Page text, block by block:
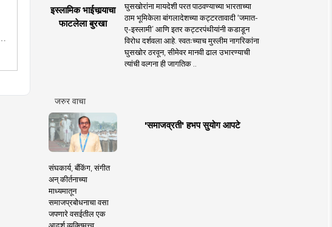
इस्लामिक भाईचार्‍याचा
फाटलेला बुरखा
घुसखोरांना मायदेशी परत पाठवण्याच्या भारताच्या
ठाम भूमिकेला बांगलादेशच्या कट्टरतावादी ‘जमात-
ए-इस्लामी’ आणि इतर कट्टरपंथीयांनी कडाडून
विरोध दर्शवला आहे. स्वतःच्याच मुस्लीम नागरिकांना
घुसखोर ठरवून, सीमेवर मानवी ढाल उभारण्याची
त्यांची वल्गना ही जागतिक ..
जरुर वाचा
'समाजव्रती' हभप सुयोग आपटे
संघकार्य, बँकिंग, संगीत
अन् कीर्तनाच्या
माध्यमातून
समाजप्रबोधनाचा वसा
जपणारे वसईतील एक